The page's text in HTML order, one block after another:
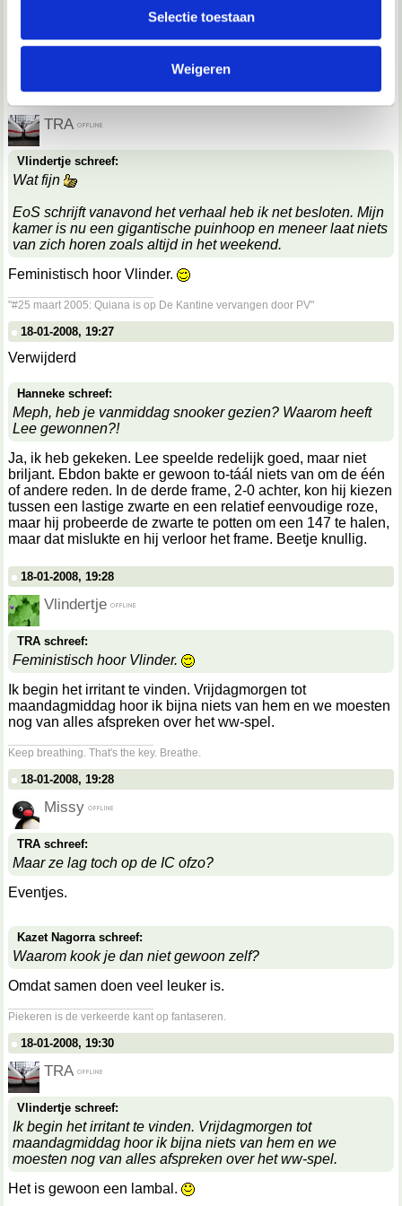
partners kunnen deze gegevens combineren met andere
informatie die je aan ze hebt verstrekt of die ze hebben
verzameld op basis van jouw gebruik van hun services.
We werken samen met
kunnen ontvangen en verwerken.
Selectie toestaan
Weigeren
Omdat hij beter was.
"#25 maart 2005: Quiana is op De Kantine vervangen door PV"
18-01-2008, 19:26
TRA
Vlindertje schreef:
Wat fijn
EoS schrijft vanavond het verhaal heb ik net besloten. Mijn
kamer is nu een gigantische puinhoop en meneer laat niets
van zich horen zoals altijd in het weekend.
Feministisch hoor Vlinder.
"#25 maart 2005: Quiana is op De Kantine vervangen door PV"
18-01-2008, 19:27
Verwijderd
Hanneke schreef:
Meph, heb je vanmiddag snooker gezien? Waarom heeft
Lee gewonnen?!
Ja, ik heb gekeken. Lee speelde redelijk goed, maar niet
briljant. Ebdon bakte er gewoon to-táál niets van om de één
of andere reden. In de derde frame, 2-0 achter, kon hij kiezen
tussen een lastige zwarte en een relatief eenvoudige roze,
maar hij probeerde de zwarte te potten om een 147 te halen,
maar dat mislukte en hij verloor het frame. Beetje knullig.
18-01-2008, 19:28
Vlindertje
TRA schreef:
Feministisch hoor Vlinder.
Ik begin het irritant te vinden. Vrijdagmorgen tot
maandagmiddag hoor ik bijna niets van hem en we moesten
nog van alles afspreken over het ww-spel.
Keep breathing. That's the key. Breathe.
18-01-2008, 19:28
Missy
TRA schreef:
Maar ze lag toch op de IC ofzo?
Eventjes.
Kazet Nagorra schreef:
Waarom kook je dan niet gewoon zelf?
Omdat samen doen veel leuker is.
Piekeren is de verkeerde kant op fantaseren.
18-01-2008, 19:30
TRA
Vlindertje schreef:
Ik begin het irritant te vinden. Vrijdagmorgen tot
maandagmiddag hoor ik bijna niets van hem en we
moesten nog van alles afspreken over het ww-spel.
Het is gewoon een lambal.